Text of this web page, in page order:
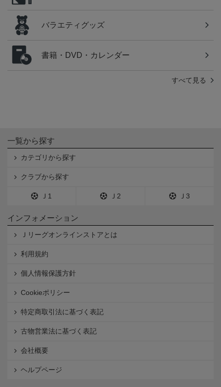
バラエティグッズ
書籍・DVD・カレンダー
すべて見る
一覧から探す
カテゴリから探す
クラブから探す
Ｊ1 Ｊ2 Ｊ3
インフォメーション
Ｊリーグオンラインストアとは
利用規約
個人情報保護方針
Cookieポリシー
特定商取引法に基づく表記
古物営業法に基づく表記
会社概要
ヘルプページ